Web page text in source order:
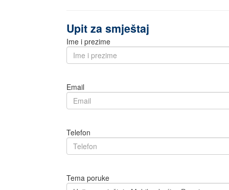
Upit za smještaj
Ime i prezime
Email
Telefon
Tema poruke